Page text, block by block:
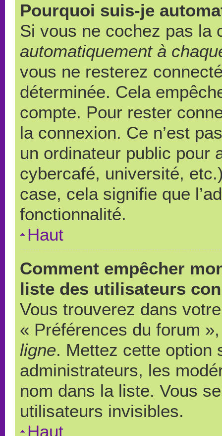
Pourquoi suis-je
Si vous ne cochez pas la
automatiquement à
vous ne resterez
déterminée. Cela
compte. Pour rester
la connexion. Ce n’est
un ordinateur public pour
cybercafé, université,
case, cela signifie que
fonctionnalité.
Haut
Comment empêcher
liste des utilisateurs
Vous trouverez dans
« Préférences du forum
ligne. Mettez cette option
administrateurs, les
nom dans la liste. Vous
utilisateurs invisibles.
Haut